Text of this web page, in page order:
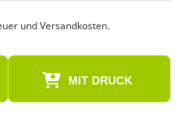
und Versandkosten.
MIT DRUCK